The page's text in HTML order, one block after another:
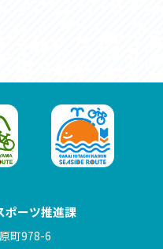
ポーツ推進課
町978-6